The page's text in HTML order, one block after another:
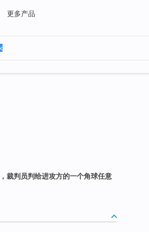
更多产品
裁判员判给进攻方的一个角球任意